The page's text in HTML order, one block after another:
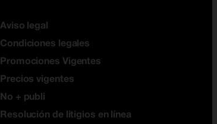
Aviso legal
Condiciones legales
Promociones Vigentes
Precios vigentes
No + publi
Resolución de litigios en línea